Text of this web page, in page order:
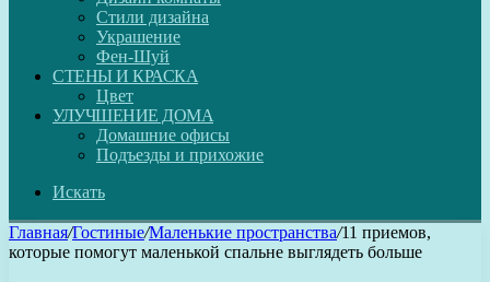
Стили дизайна
Украшение
Фен-Шуй
СТЕНЫ И КРАСКА
Цвет
УЛУЧШЕНИЕ ДОМА
Домашние офисы
Подъезды и прихожие
Искать
Главная/Гостиные/Маленькие пространства/11 приемов,
которые помогут маленькой спальне выглядеть больше